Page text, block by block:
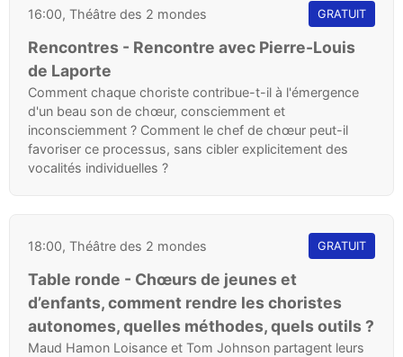
16:00, Théâtre des 2 mondes GRATUIT
Rencontres - Rencontre avec Pierre-Louis
de Laporte
Comment chaque choriste contribue-t-il à l'émergence
d'un beau son de chœur, consciemment et
inconsciemment ? Comment le chef de chœur peut-il
favoriser ce processus, sans cibler explicitement des
vocalités individuelles ?
18:00, Théâtre des 2 mondes GRATUIT
Table ronde - Chœurs de jeunes et
d’enfants, comment rendre les choristes
autonomes, quelles méthodes, quels outils ?
Maud Hamon Loisance et Tom Johnson partagent leurs